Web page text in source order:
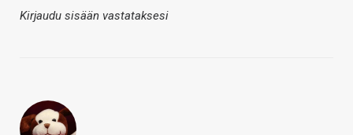
Kirjaudu sisään vastataksesi